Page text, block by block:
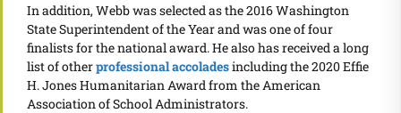
In addition, Webb was selected as the 2016 Washington
State Superintendent of the Year and was one of four
finalists for the national award. He also has received a long
list of otherprofessional accoladesincluding the 2020 Effie
H. Jones Humanitarian Award from the American
Association of School Administrators.